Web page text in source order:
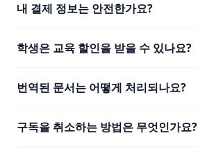
내 결제 정보는 안전한가요?
학생은 교육 할인을 받을 수 있나요?
번역된 문서는 어떻게 처리되나요?
구독을 취소하는 방법은 무엇인가요?